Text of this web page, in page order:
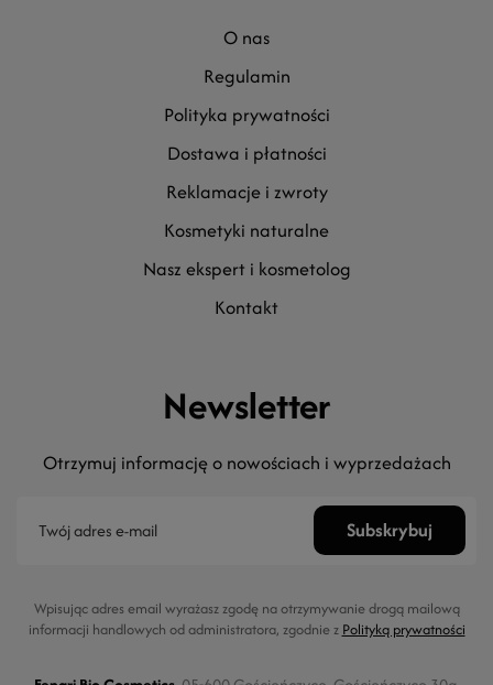
o nas
regulamin
polityka prywatności
dostawa i płatności
reklamacje i zwroty
kosmetyki naturalne
nasz ekspert i kosmetolog
kontakt
Newsletter
Otrzymuj informację o nowościach i wyprzedażach
Wpisując adres email wyrażasz zgodę na otrzymywanie drogą mailową
informacji handlowych od administratora, zgodnie z Polityką prywatności